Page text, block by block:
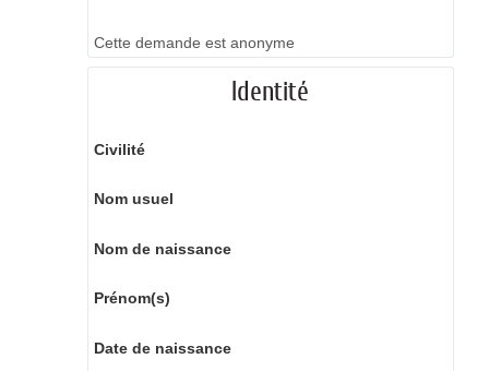
Cette demande est anonyme
Identité
Civilité
Nom usuel
Nom de naissance
Prénom(s)
Date de naissance